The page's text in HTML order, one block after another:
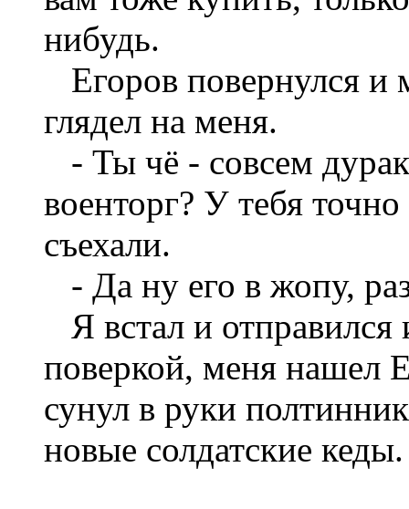
нибудь.
Егоров повернулся
глядел на меня.
- Ты чё - совсем
военторг? У тебя
съехали.
- Да ну его в жопу,
Я встал и отправился
поверкой, меня нашел
сунул в руки
новые солдатские кеды.